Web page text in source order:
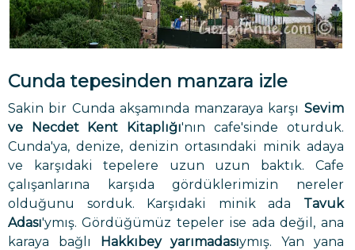
Cunda tepesinden manzara izle
Sakin bir Cunda akşamında manzaraya karşı Sevim
ve Necdet Kent Kitaplığı'nın
cafe'sinde oturduk.
Cunda'ya, denize, denizin ortasındaki minik adaya
ve karşıdaki tepelere uzun uzun baktık. Cafe
çalışanlarına karşıda gördüklerimizin nereler
olduğunu sorduk. Karşıdaki minik ada Tavuk
Adası'ymış. Gördüğümüz tepeler ise ada değil, ana
karaya bağlı
Hakkıbey yarımadasıymış. Yan yana